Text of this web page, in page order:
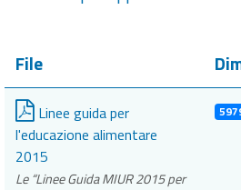
File
Linee guida per
l'educazione alimentare
2015
Le “Linee Guida MIUR 2015 per